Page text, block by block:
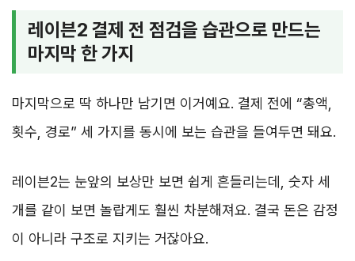
레이븐2 결제 전 점검을 습관으로 만드는
마지막 한 가지
마지막으로 딱 하나만 남기면 이거예요. 결제 전에 “총액,
횟수, 경로” 세 가지를 동시에 보는 습관을 들여두면 돼요.
레이븐2는 눈앞의 보상만 보면 쉽게 흔들리는데, 숫자 세
개를 같이 보면 놀랍게도 훨씬 차분해져요. 결국 돈은 감정
이 아니라 구조로 지키는 거잖아요.